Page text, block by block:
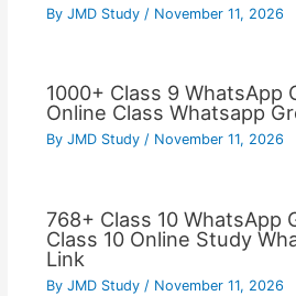
By JMD Study / November 11, 2026
1000+ Class 9 WhatsApp
Online Class Whatsapp
By JMD Study / November 11, 2026
768+ Class 10 WhatsApp
Class 10 Online Study
Link
By JMD Study / November 11, 2026